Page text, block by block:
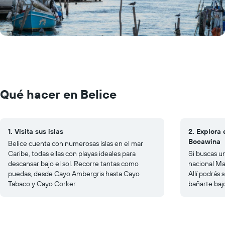
Qué hacer en Belice
1. Visita sus islas
Belice cuenta con numerosas islas en el mar
Caribe, todas ellas con playas ideales para
descansar bajo el sol. Recorre tantas como
puedas, desde Cayo Ambergris hasta Cayo
Tabaco y Cayo Corker.
2. Explora
Bocawina
Si buscas
nacional
Allí podrás
bañarte